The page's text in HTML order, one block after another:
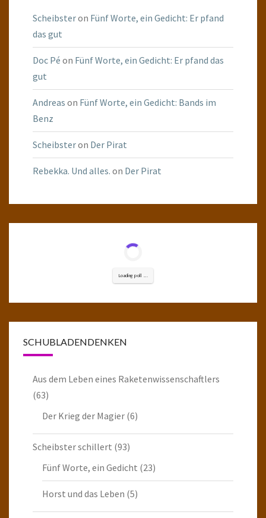
Scheibsteron Fünf Worte, ein Gedicht: Er pfand
das gut
Doc Pé on Fünf Worte, ein Gedicht: Er pfand das
gut
Andreas on Fünf Worte, ein Gedicht: Bands im
Benz
Scheibsteron Der Pirat
Rebekka. Und alles. on Der Pirat
Loading poll ...
SCHUBLADENDENKEN
Aus dem Leben eines Raketenwissenschaftlers
(63)
Der Krieg der Magier (6)
Scheibster schillert (93)
Fünf Worte, ein Gedicht (23)
Horst und das Leben (5)